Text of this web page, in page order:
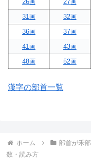
26画
27画
31画
32画
36画
37画
41画
43画
48画
52画
漢字の部首一覧
ホーム 部首が禾
数・読み方